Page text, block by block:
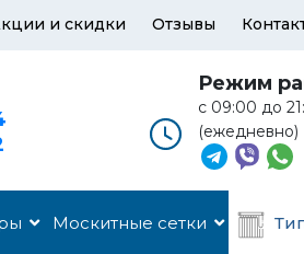
и скидки Отзывы
Режим
с 09:00 до
(ежедневно)
Москитные сетки